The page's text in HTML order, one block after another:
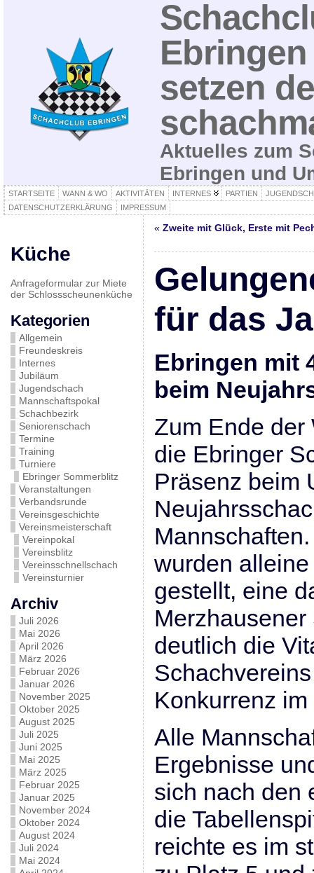
setzen
Aktuelles zum
Ebringen und
STARTSEITE WANN & WO AKTIVITÄTEN INTERNES PARTIEN
DATENSCHUTZERKLÄRUNG
IMPRESSUM
Küche
Anfrageformular zur Miete
der Schlossscheunenküche
Kategorien
Allgemein
Freundeskreis
Internes
Jubiläum
Jugendschach
Mannschaftspokal
Schachbezirk
Seniorenschach
Termine
Training
Turniere
Ebringer Sommerblitz
Veranstaltungen
Verbandsrunde
Vereinsgeschichte
Vereinsmeisterschaft
Vereinpokal
Vereinsblitz
Vereinsschnellschach
Vereinsturnier
Archiv
Juli 2026
Mai 2026
April 2026
März 2026
Februar 2026
Januar 2026
November 2025
Oktober 2025
August 2025
Juli 2025
Juni 2025
Mai 2025
März 2025
Februar 2025
Januar 2025
November 2024
Oktober 2024
August 2024
Juli 2024
Mai 2024
« Zweite mit Glück, Erste mit
für das
Ebringen mit
beim
Zum Ende der
die Ebringer
Präsenz beim
wurden
gestellt, eine
deutlich die
Konkurrenz
Alle
Ergebnisse
sich nach den
die
reichte es im